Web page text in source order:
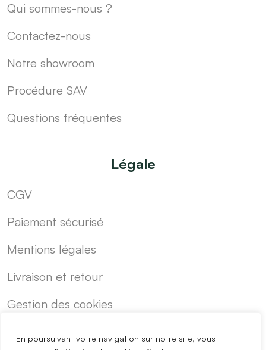
En poursuivant votre navigation sur notre site, vous
Qui sommes-nous ?
Contactez-nous
Notre showroom
Procédure SAV
Questions fréquentes
Légale
CGV
Paiement sécurisé
Mentions légales
Livraison et retour
Gestion des cookies